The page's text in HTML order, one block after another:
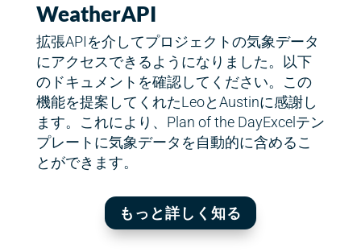
WeatherAPI
拡張APIを介してプロジェクトの気象データ
にアクセスできるようになりました。以下
のドキュメントを確認してください。この
機能を提案してくれたLeoとAustinに感謝し
ます。これにより、Plan of the DayExcelテン
プレートに気象データを自動的に含めるこ
とができます。
もっと詳しく知る